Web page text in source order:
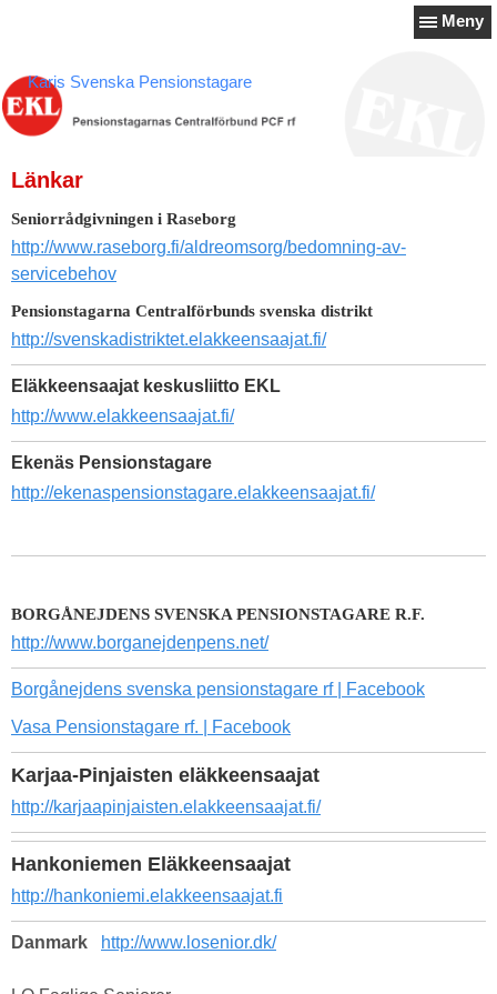
Meny
Karis Svenska Pensionstagare
Länkar
Seniorrådgivningen i Raseborg
http://www.raseborg.fi/aldreomsorg/bedomning-av-
servicebehov
Pensionstagarna Centralförbunds svenska distrikt
http://svenskadistriktet.elakkeensaajat.fi/
Eläkkeensaajat keskusliitto EKL
http://www.elakkeensaajat.fi/
Ekenäs Pensionstagare
http://ekenaspensionstagare.elakkeensaajat.fi/
BORGÅNEJDENS SVENSKA PENSIONSTAGARE R.F.
http://www.borganejdenpens.net/
Borgånejdens svenska pensionstagare rf | Facebook
Vasa Pensionstagare rf. | Facebook
Karjaa-Pinjaisten eläkkeensaajat
http://karjaapinjaisten.elakkeensaajat.fi/
Hankoniemen Eläkkeensaajat
http://hankoniemi.elakkeensaajat.fi
Danmark http://www.losenior.dk/